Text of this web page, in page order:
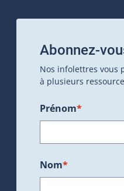
Abonnez-
Nos infolettres vous
à plusieurs
Prénom*
Nom*